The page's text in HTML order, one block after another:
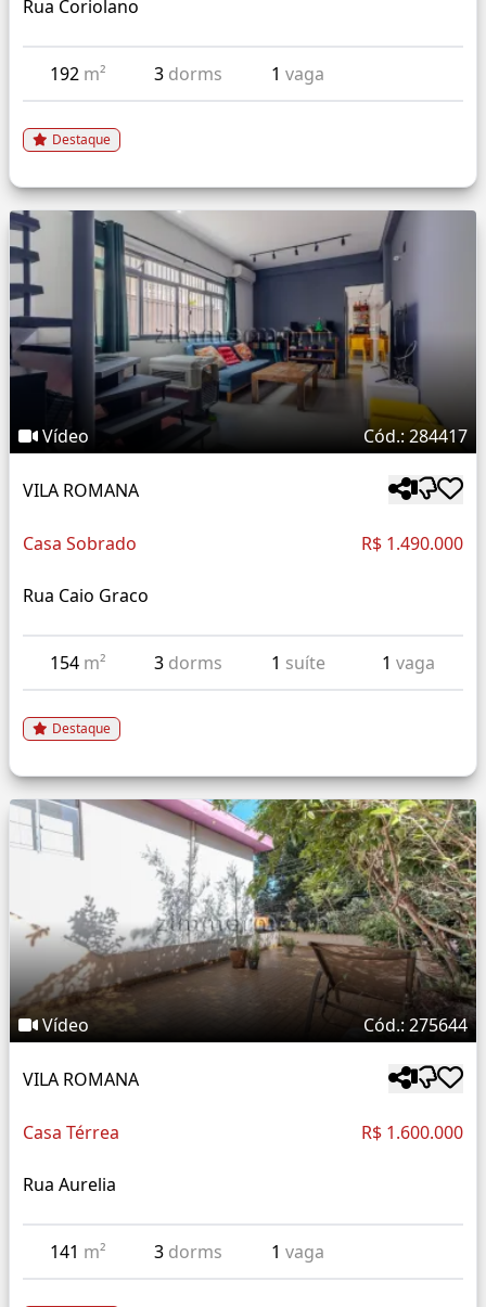
Rua Coriolano
192 m² 3 dorms 1vaga
Destaque
Vídeo Cód.: 284417
VILA ROMANA
Casa Sobrado R$ 1.490.000
Rua Caio Graco
154 m² 3 dorms 1 suíte 1 vaga
Destaque
Vídeo Cód.: 275644
VILA ROMANA
Casa Térrea R$ 1.600.000
Rua Aurelia
141 m² 3 dorms 1vaga